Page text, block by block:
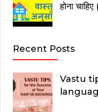
होना चाहिए
Recent Posts
Vastu